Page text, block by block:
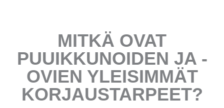
MITKÄ OVAT
PUUIKKUNOIDEN JA -
OVIEN YLEISIMMÄT
KORJAUSTARPEET?